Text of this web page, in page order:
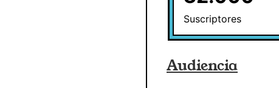
Suscriptores
Audiencia